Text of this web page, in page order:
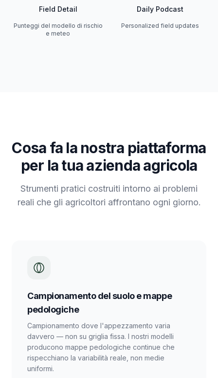
Field Detail
Punteggi del modello di rischio
e meteo
Daily Podcast
Personalized field updates
Cosa fa la nostra piattaforma
per la tua azienda agricola
Strumenti pratici costruiti intorno ai problemi
reali che gli agricoltori affrontano ogni giorno.
Campionamento del suolo e mappe
pedologiche
Campionamento dove l'appezzamento varia
davvero — non su griglia fissa. I nostri modelli
producono mappe pedologiche continue che
rispecchiano la variabilità reale, non medie
uniformi.